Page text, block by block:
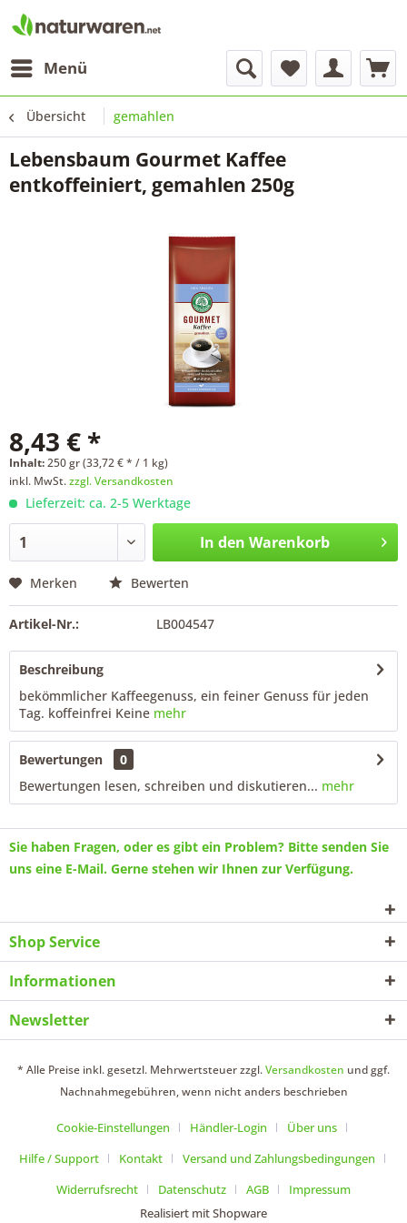
Menü
Übersicht gemahlen
Lebensbaum Gourmet Kaffee
entkoffeiniert, gemahlen 250g
8,43 € *
Inhalt:250 gr (33,72 € * / 1 kg)
inkl. MwSt.zzgl. Versandkosten
Lieferzeit: ca. 2-5 Werktage
In den Warenkorb
Merken Bewerten
Artikel-Nr.: LB004547
Beschreibung
bekömmlicher Kaffeegenuss, ein feiner Genuss für jeden
Tag. koffeinfrei Keine mehr
Bewertungen
0
Bewertungen lesen, schreiben und diskutieren... mehr
Sie haben Fragen, oder es gibt ein Problem? Bitte senden Sie
uns eine E-Mail. Gerne stehen wir Ihnen zur Verfügung.
Shop Service
Informationen
Newsletter
* Alle Preise inkl. gesetzl. Mehrwertsteuer zzgl.Versandkosten und ggf.
Nachnahmegebühren, wenn nicht anders beschrieben
Cookie-Einstellungen Händler-Login
Über uns
Hilfe / Support
Kontakt
Versand und Zahlungsbedingungen
Widerrufsrecht
Datenschutz AGB
Impressum
Realisiert mit Shopware